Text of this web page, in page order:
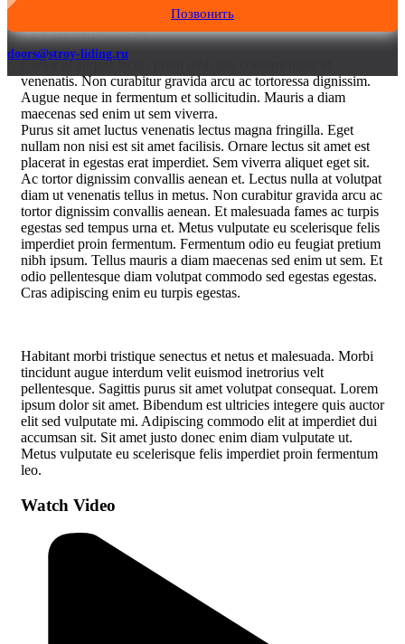
Позвонить
doors@stroy-liding.ru
BILLY HERRINGTON
Cortor id aliquet lectus proin nibh nisl condimentum id
venenatis. Non curabitur gravida arcu ac tortoressa dignissim.
Augue neque in fermentum et sollicitudin. Mauris a diam
maecenas sed enim ut sem viverra.
Purus sit amet luctus venenatis lectus magna fringilla. Eget
nullam non nisi est sit amet facilisis. Ornare lectus sit amet est
placerat in egestas erat imperdiet. Sem viverra aliquet eget sit.
Ac tortor dignissim convallis aenean et. Lectus nulla at volutpat
diam ut venenatis tellus in metus. Non curabitur gravida arcu ac
tortor dignissim convallis aenean. Et malesuada fames ac turpis
egestas sed tempus urna et. Metus vulputate eu scelerisque felis
imperdiet proin fermentum. Fermentum odio eu feugiat pretium
nibh ipsum. Tellus mauris a diam maecenas sed enim ut sem. Et
odio pellentesque diam volutpat commodo sed egestas egestas.
Cras adipiscing enim eu turpis egestas.
Habitant morbi tristique senectus et netus et malesuada. Morbi
tincidunt augue interdum velit euismod inеtrorius velt
pellentesque. Sagittis purus sit amet volutpat consequat. Lorem
ipsum dolor sit amet. Bibendum est ultricies integere quis auctor
elit sed vulputate mi. Adipiscing commodo elit at imperdiet dui
accumsan sit. Sit amet justo donec enim diam vulputate ut.
Metus vulputate eu scelerisque felis imperdiet proin fermentum
leo.
Watch Video